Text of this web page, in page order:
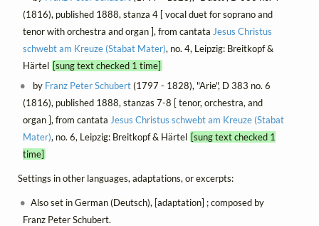
(1816), published 1888, stanza 4 [ vocal duet for soprano and
tenor with orchestra and organ ], from cantata Jesus Christus
schwebt am Kreuze (Stabat Mater), no. 4, Leipzig: Breitkopf &
Härtel [sung text checked 1 time]
by Franz Peter Schubert(1797 - 1828), "Arie", D 383 no. 6
(1816), published 1888, stanzas 7-8 [ tenor, orchestra, and
organ ], from cantata Jesus Christus schwebt am Kreuze (Stabat
Mater), no. 6, Leipzig: Breitkopf & Härtel [sung text checked 1
time]
Settings in other languages, adaptations, or excerpts:
Also set in German (Deutsch), [adaptation] ; composed by
Franz Peter Schubert.